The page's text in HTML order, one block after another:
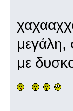
μεγάλη,
με